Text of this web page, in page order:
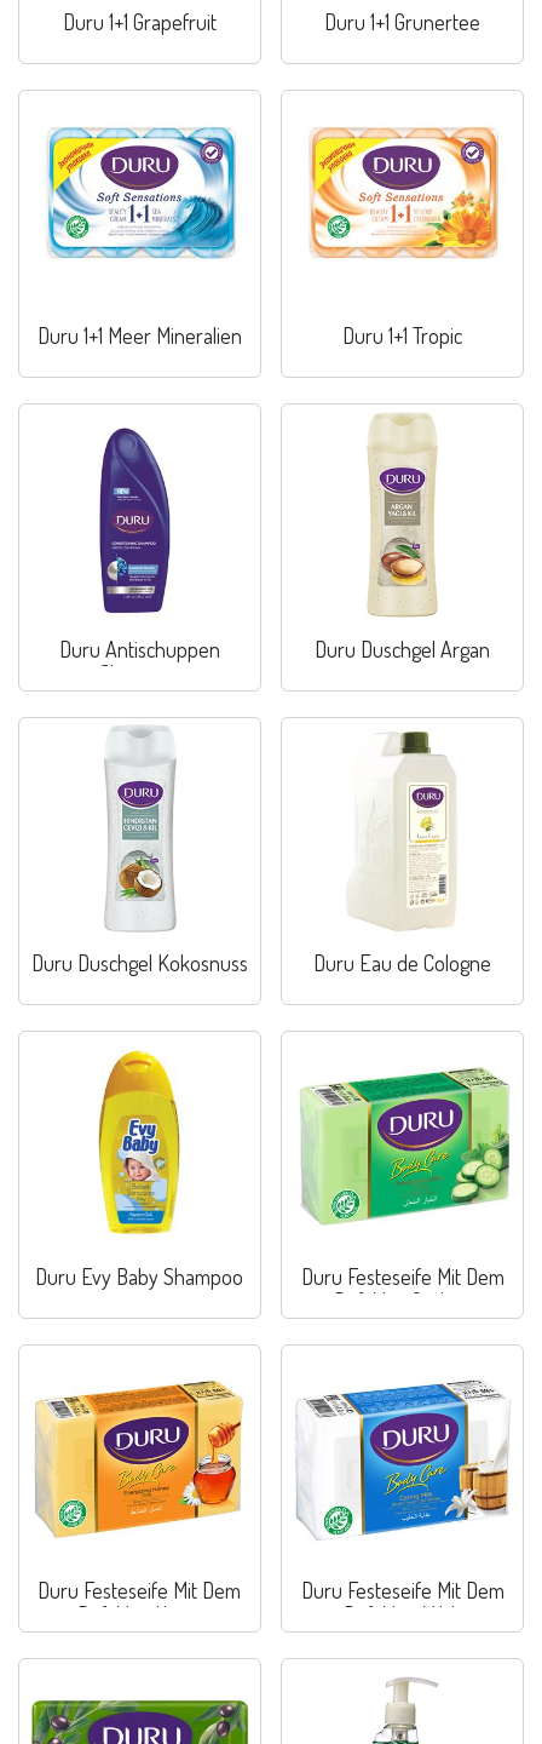
Duru 1+1 Grapefruit Duru 1+1 Grunertee
Duru 1+1 Meer Mineralien Duru 1+1 Tropic
Duru Antischuppen
Shampoo
Duru Duschgel Argan
Duru Duschgel Kokosnuss Duru Eau de Cologne
Duru Evy Baby Shampoo
Duru Festeseife Mit Dem
Duft Von Gurken
Duru Festeseife Mit Dem
Duft Von Honig
Duru Festeseife Mit Dem
Duft Von Milch